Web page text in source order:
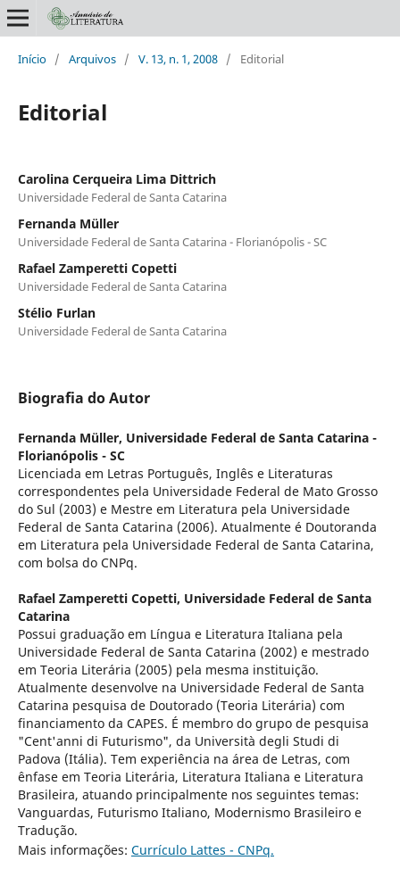
Início / Arquivos / V. 13, n. 1, 2008 / Editorial
Editorial
Carolina Cerqueira Lima Dittrich
Universidade Federal de Santa Catarina
Fernanda Müller
Universidade Federal de Santa Catarina - Florianópolis - SC
Rafael Zamperetti Copetti
Universidade Federal de Santa Catarina
Stélio Furlan
Universidade Federal de Santa Catarina
Biografia do Autor
Fernanda Müller, Universidade Federal de Santa Catarina -
Florianópolis - SC
Licenciada em Letras Português, Inglês e Literaturas
correspondentes pela Universidade Federal de Mato Grosso
do Sul (2003) e Mestre em Literatura pela Universidade
Federal de Santa Catarina (2006). Atualmente é Doutoranda
em Literatura pela Universidade Federal de Santa Catarina,
com bolsa do CNPq.
Rafael Zamperetti Copetti, Universidade Federal de Santa
Catarina
Possui graduação em Língua e Literatura Italiana pela
Universidade Federal de Santa Catarina (2002) e mestrado
em Teoria Literária (2005) pela mesma instituição.
Atualmente desenvolve na Universidade Federal de Santa
Catarina pesquisa de Doutorado (Teoria Literária) com
financiamento da CAPES. É membro do grupo de pesquisa
"Cent'anni di Futurismo", da Università degli Studi di
Padova (Itália). Tem experiência na área de Letras, com
ênfase em Teoria Literária, Literatura Italiana e Literatura
Brasileira, atuando principalmente nos seguintes temas:
Vanguardas, Futurismo Italiano, Modernismo Brasileiro e
Tradução.
Mais informações: Currículo Lattes - CNPq.